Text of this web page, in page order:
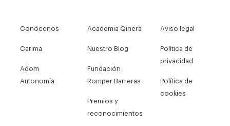
Conócenos
Carima
Adom
Autonomía
Academia Qinera
Nuestro Blog
Fundación
Romper Barreras
Premios y
reconocimientos
Aviso legal
Política de
privacidad
Política de
cookies